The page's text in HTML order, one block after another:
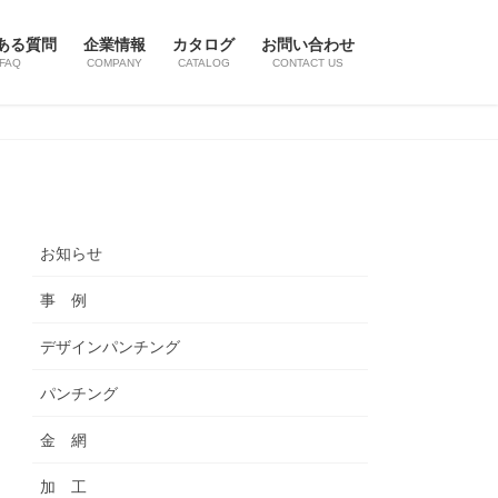
る質問
FAQ
企業情報
COMPANY
カタログ
CATALOG
お問い合わせ
CONTACT US
お知らせ
事 例
デザインパンチング
パンチング
金 網
加 工